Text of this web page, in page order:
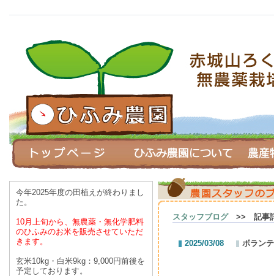
今年2025年度の田植えが終わりまし
た。
10月上旬から、無農薬・無化学肥料
のひふみのお米を販売させていただ
きます。
玄米10kg・白米9kg：9,000円前後を
予定しております。
スタッフブログ>> 記事
2025/03/08 ボラン